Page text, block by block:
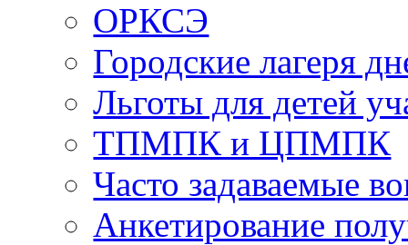
ОРКСЭ
Городские лагеря
Льготы для детей
ТПМПК и ЦПМПК
Часто задаваемые
Анкетирование